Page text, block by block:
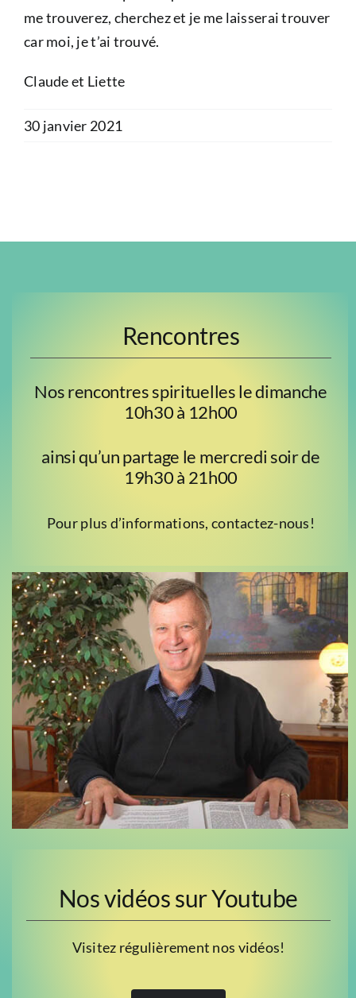
me trouverez, cherchez et je me laisserai trouver
car moi, je t’ai trouvé.
Claude et Liette
30 janvier 2021
Rencontres
Nos rencontres spirituelles le dimanche
10h30 à 12h00
ainsi qu’un partage le mercredi soir de
19h30 à 21h00
Pour plus d’informations, contactez-nous!
Nos vidéos sur Youtube
Visitez régulièrement nos vidéos!